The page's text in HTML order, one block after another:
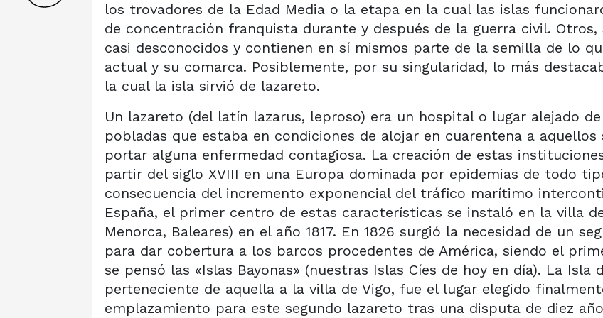
los trovadores de la Edad Media o la etapa en la cual las islas
de concentración franquista durante y después de la guerra civil. Otros,
casi desconocidos y contienen en sí mismos parte de la semilla de lo
actual y su comarca. Posiblemente, por su singularidad, lo más
la cual la isla sirvió de lazareto.
Un lazareto (del latín lazarus, leproso) era un hospital o lugar alejado
pobladas que estaba en condiciones de alojar en cuarentena a aquellos
portar alguna enfermedad contagiosa. La creación de estas
partir del siglo XVIII en una Europa dominada por epidemias de todo
consecuencia del incremento exponencial del tráfico marítimo
España, el primer centro de estas características se instaló en la villa
Menorca, Baleares) en el año 1817. En 1826 surgió la necesidad de un
para dar cobertura a los barcos procedentes de América, siendo el
se pensó las «Islas Bayonas» (nuestras Islas Cíes de hoy en día). La Isla
perteneciente de aquella a la villa de Vigo, fue el lugar elegido
emplazamiento para este segundo lazareto tras una disputa de diez